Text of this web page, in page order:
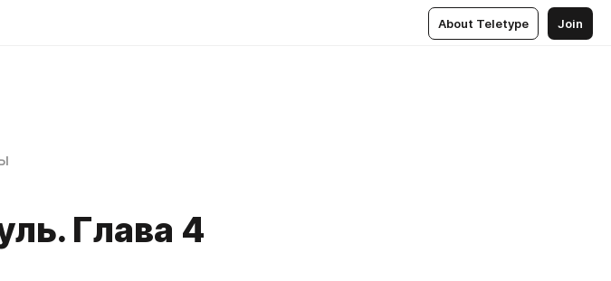
About Teletype Join
Глава 4